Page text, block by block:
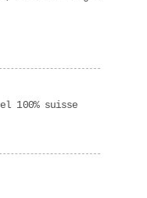
100% suisse